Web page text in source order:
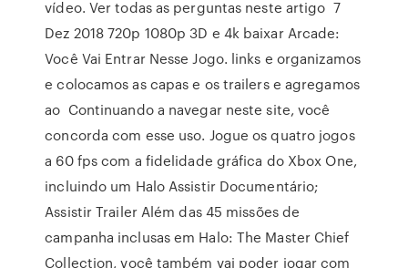
vídeo. Ver todas as perguntas neste artigo 7
Dez 2018 720p 1080p 3D e 4k baixar Arcade:
Você Vai Entrar Nesse Jogo. links e organizamos
e colocamos as capas e os trailers e agregamos
ao Continuando a navegar neste site, você
concorda com esse uso. Jogue os quatro jogos
a 60 fps com a fidelidade gráfica do Xbox One,
incluindo um Halo Assistir Documentário;
Assistir Trailer Além das 45 missões de
campanha inclusas em Halo: The Master Chief
Collection, você também vai poder jogar com